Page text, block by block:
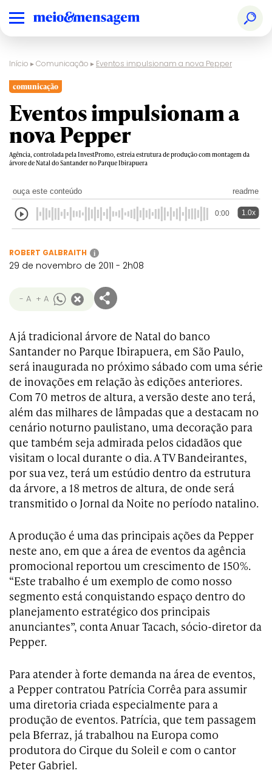
Início ▸Comunicação ▸ Eventos impulsionam a nova Pepper
comunicação
Eventos impulsionam a
nova Pepper
Agência, controlada pela InvestPromo, estreia estrutura de produção com montagem da
árvore de Natal do Santander no Parque Ibirapuera
ouça este conteúdo readme
0:00 1.0x
ROBERT GALBRAITH i
29 de novembro de 2011 - 2h08
- A + A
A já tradicional árvore de Natal do banco
Santander no Parque Ibirapuera, em São Paulo,
será inaugurada no próximo sábado com uma série
de inovações em relação às edições anteriores.
Com 70 metros de altura, a versão deste ano terá,
além das milhares de lâmpadas que a destacam no
cenário noturno paulistano, uma decoração para
que também seja admirada pelos cidadãos que
visitam o local durante o dia. A TV Bandeirantes,
por sua vez, terá um estúdio dentro da estrutura
da árvore, a 18 metros de altura, de onde será
transmitido o Jornal da Noite no período natalino.
A produção é uma das principais ações da Pepper
neste ano, em que a área de eventos da agência
promocional reportou um crescimento de 150%.
“Este trabalho é um exemplo de como nosso
segmento está conquistando espaço dentro do
planejamento estratégico dos principais
anunciantes”, conta Anuar Tacach, sócio-diretor da
Pepper.
Para atender à forte demanda na área de eventos,
a Pepper contratou Patrícia Corrêa para assumir
uma diretoria criada especialmente para a
produção de eventos. Patrícia, que tem passagem
pela Bferraz, já trabalhou na Europa como
produtora do Cirque du Soleil e com o cantor
Peter Gabriel.